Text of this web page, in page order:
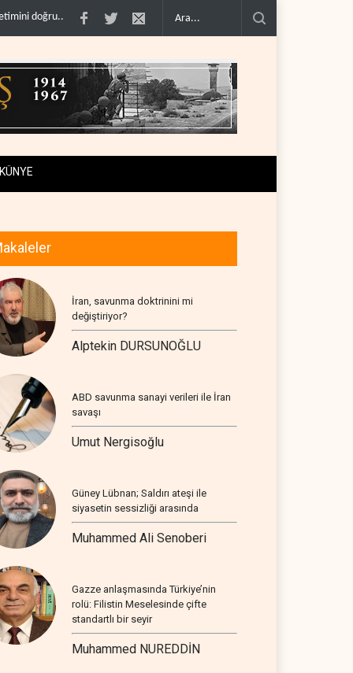
Çin'in petrol ithalatı on yıllık dipten sonra yükseldi..
KÜNYE
İran, savunma doktrinini mi
değiştiriyor?
Alptekin DURSUNOĞLU
ABD savunma sanayi verileri ile İran
savaşı
Umut Nergisoğlu
Güney Lübnan; Saldırı ateşi ile
siyasetin sessizliği arasında
Muhammed Ali Senoberi
Gazze anlaşmasında Türkiye’nin
rolü: Filistin Meselesinde çifte
standartlı bir seyir
Muhammed NUREDDİN